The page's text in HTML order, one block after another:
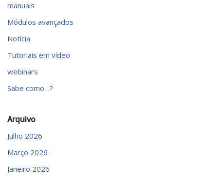
manuais
Módulos avançados
Notícia
Tutoriais em vídeo
webinars
Sabe como…?
Arquivo
Julho 2026
Março 2026
Janeiro 2026